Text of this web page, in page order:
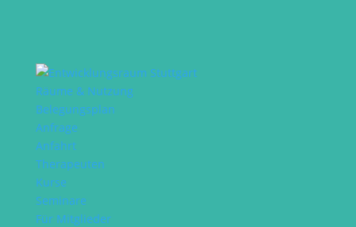
Räume & Nutzung
Belegungsplan
Anfrage
Anfahrt
Therapeuten
Kurse
Seminare
Für Mitglieder